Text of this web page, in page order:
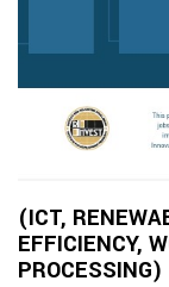
(ICT,
EFFICIENCY,
PROCESSING)